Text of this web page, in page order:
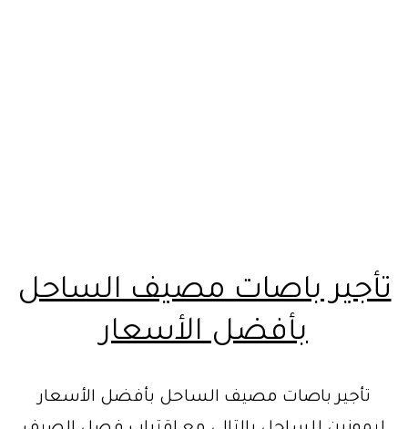
تأجير باصات مصيف الساحل
بأفضل الأسعار
تأجير باصات مصيف الساحل بأفضل الأسعار